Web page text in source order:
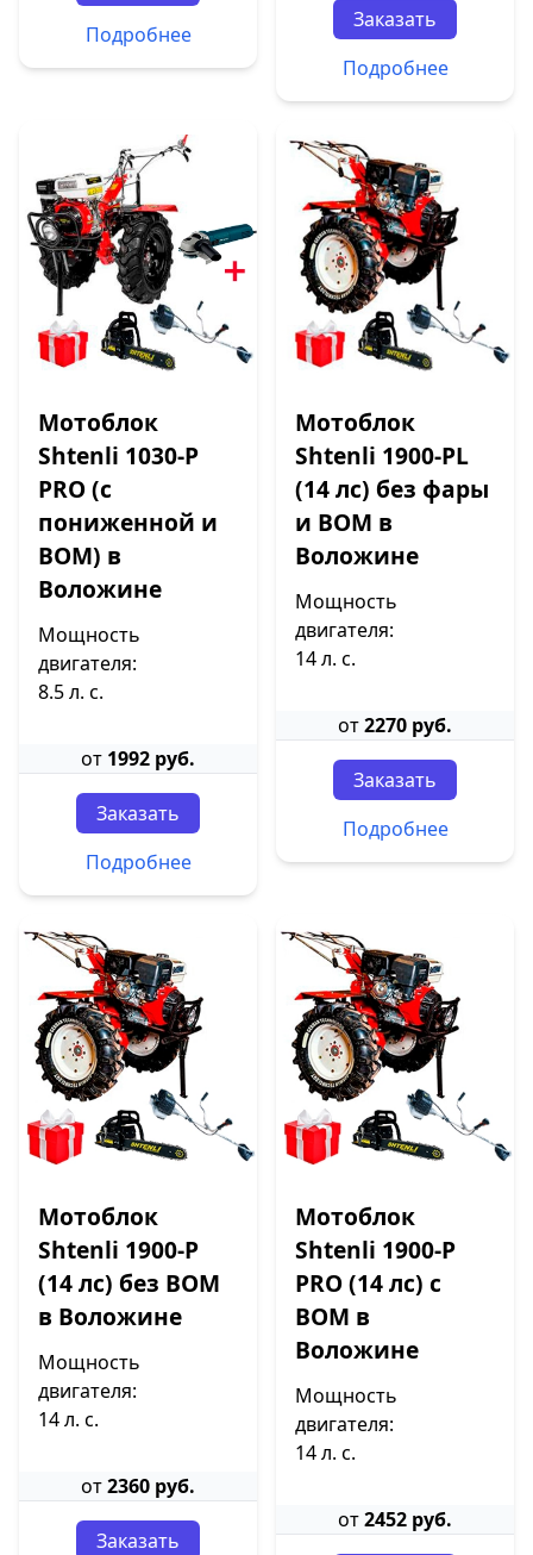
Подробнее
Заказать
Подробнее
Мотоблок
Shtenli 1030-P
PRO (с
пониженной и
ВОМ) в
Воложине
Мощность
двигателя:
8.5 л. с.
от 1992 руб.
Заказать
Подробнее
Мотоблок
Shtenli 1900-PL
(14 лс) без фары
и ВОМ в
Воложине
Мощность
двигателя:
14 л. с.
от2270 руб.
Заказать
Подробнее
Мотоблок
Shtenli 1900-P
(14 лс) без ВОМ
в Воложине
Мощность
двигателя:
14 л. с.
от2360 руб.
Заказать
Мотоблок
Shtenli 1900-P
PRO (14 лс) с
ВОМ в
Воложине
Мощность
двигателя:
14 л. с.
от2452 руб.